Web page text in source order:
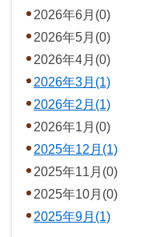
2026年6月(0)
2026年5月(0)
2026年4月(0)
2026年3月(1)
2026年2月(1)
2026年1月(0)
2025年12月(1)
2025年11月(0)
2025年10月(0)
2025年9月(1)